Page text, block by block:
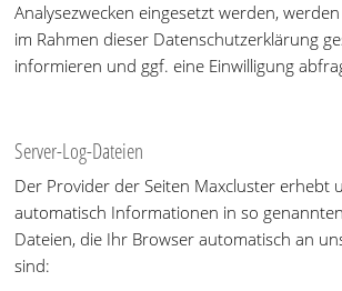
Analysezwecken eingesetzt werden,
im Rahmen dieser Datenschutzerklärung
informieren und ggf. eine Einwilligung
Server-Log-Dateien
Der Provider der Seiten Maxcluster erhebt
automatisch Informationen in so
Dateien, die Ihr Browser automatisch an
sind: